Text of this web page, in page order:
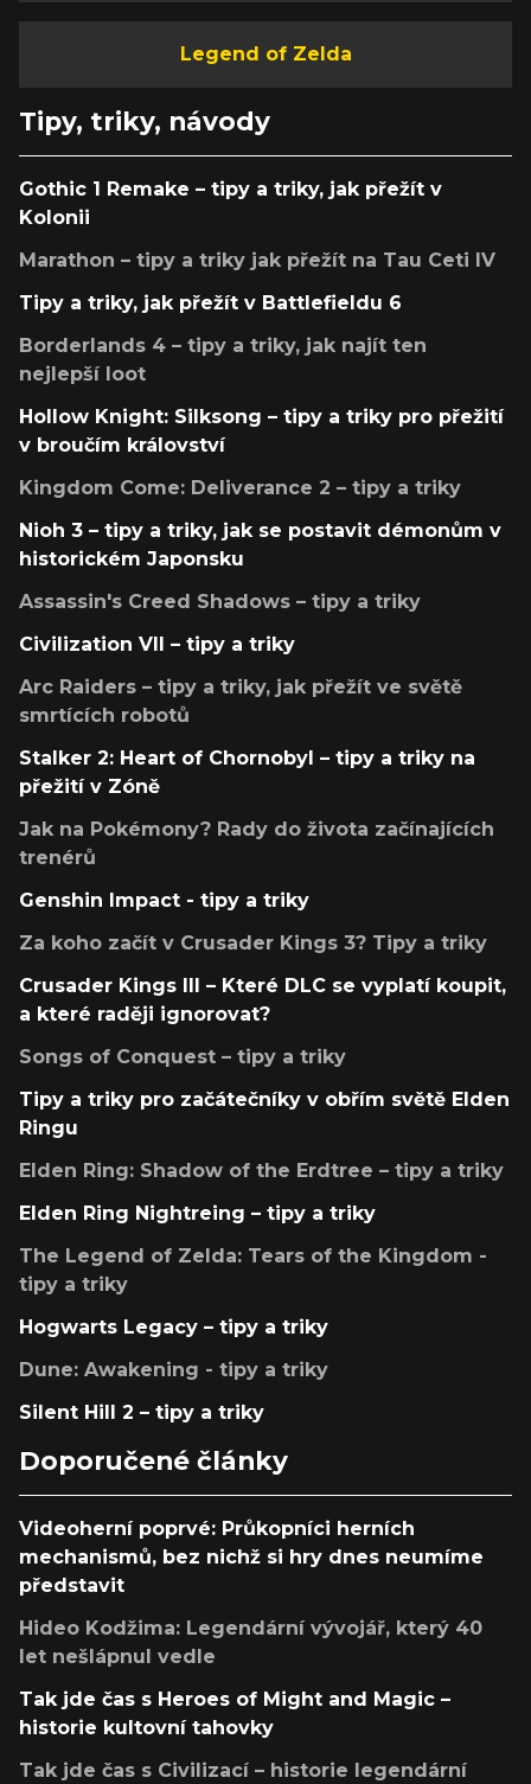
Legend of Zelda
Tipy, triky, návody
Gothic 1 Remake – tipy a triky, jak přežít v
Kolonii
Marathon – tipy a triky jak přežít na Tau Ceti IV
Tipy a triky, jak přežít v Battlefieldu 6
Borderlands 4 – tipy a triky, jak najít ten
nejlepší loot
Hollow Knight: Silksong – tipy a triky pro přežití
v broučím království
Kingdom Come: Deliverance 2 – tipy a triky
Nioh 3 – tipy a triky, jak se postavit démonům v
historickém Japonsku
Assassin's Creed Shadows – tipy a triky
Civilization VII – tipy a triky
Arc Raiders – tipy a triky, jak přežít ve světě
smrtících robotů
Stalker 2: Heart of Chornobyl – tipy a triky na
přežití v Zóně
Jak na Pokémony? Rady do života začínajících
trenérů
Genshin Impact - tipy a triky
Za koho začít v Crusader Kings 3? Tipy a triky
Crusader Kings III – Které DLC se vyplatí koupit,
a které raději ignorovat?
Songs of Conquest – tipy a triky
Tipy a triky pro začátečníky v obřím světě Elden
Ringu
Elden Ring: Shadow of the Erdtree – tipy a triky
Elden Ring Nightreing – tipy a triky
The Legend of Zelda: Tears of the Kingdom -
tipy a triky
Hogwarts Legacy – tipy a triky
Dune: Awakening - tipy a triky
Silent Hill 2 – tipy a triky
Doporučené články
Videoherní poprvé: Průkopníci herních
mechanismů, bez nichž si hry dnes neumíme
představit
Hideo Kodžima: Legendární vývojář, který 40
let nešlápnul vedle
Tak jde čas s Heroes of Might and Magic –
historie kultovní tahovky
Tak jde čas s Civilizací – historie legendární